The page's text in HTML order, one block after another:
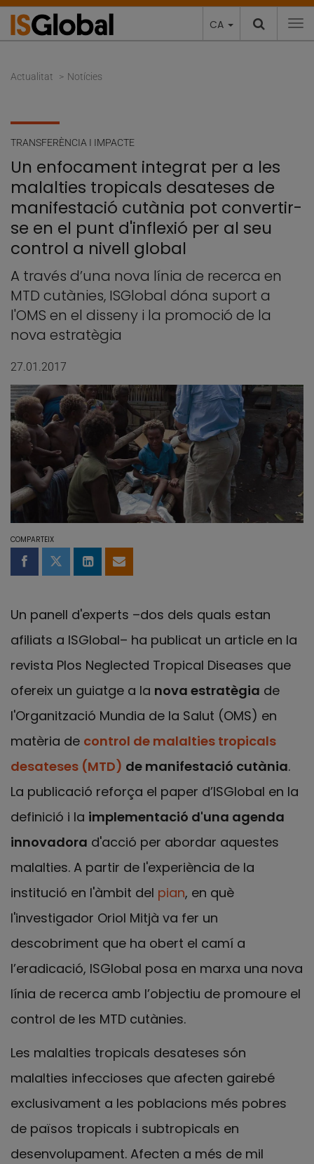
CA
Actualitat Notícies
TRANSFERÈNCIA I IMPACTE
Un enfocament integrat per a les
malalties tropicals desateses de
manifestació cutània pot convertir-
se en el punt d'inflexió per al seu
control a nivell global
A través d’una nova línia de recerca en
MTD cutànies, ISGlobal dóna suport a
l'OMS en el disseny i la promoció de la
nova estratègia
27.01.2017
COMPARTEIX
Compartir a Facebook
Compartir a Twitter
Comparteix a LinkedIn
Comparteix per email
Un panell d'experts –dos dels quals estan
afiliats a ISGlobal– ha publicat un article en la
revista Plos Neglected Tropical Diseases que
ofereix un guiatge a la nova estratègia de
l'Organització Mundia de la Salut (OMS) en
matèria de control de malalties tropicals
desateses (MTD) de manifestació cutània.
La publicació reforça el paper d’ISGlobal en la
definició i la implementació d'una agenda
innovadora d'acció per abordar aquestes
malalties. A partir de l'experiència de la
institució en l'àmbit del pian, en què
l'investigador Oriol Mitjà va fer un
descobriment que ha obert el camí a
l’eradicació, ISGlobal posa en marxa una nova
línia de recerca amb l’objectiu de promoure el
control de les MTD cutànies.
Les malalties tropicals desateses són
malalties infeccioses que afecten gairebé
exclusivament a les poblacions més pobres
de països tropicals i subtropicals en
desenvolupament. Afecten a més de mil